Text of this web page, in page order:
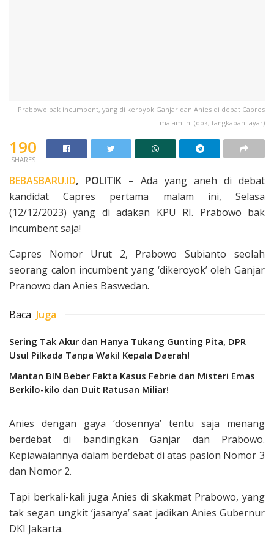
Prabowo bak incumbent, yang di keroyok Ganjar dan Anies di debat Capres
malam ini (dok, tangkapan layar)
190
SHARES
BEBASBARU.ID, POLITIK – Ada yang aneh di debat
kandidat Capres pertama malam ini, Selasa
(12/12/2023) yang di adakan KPU RI. Prabowo bak
incumbent saja!
Capres Nomor Urut 2, Prabowo Subianto seolah
seorang calon incumbent yang ‘dikeroyok’ oleh Ganjar
Pranowo dan Anies Baswedan.
Baca Juga
Sering Tak Akur dan Hanya Tukang Gunting Pita, DPR
Usul Pilkada Tanpa Wakil Kepala Daerah!
Mantan BIN Beber Fakta Kasus Febrie dan Misteri Emas
Berkilo-kilo dan Duit Ratusan Miliar!
Anies dengan gaya ‘dosennya’ tentu saja menang
berdebat di bandingkan Ganjar dan Prabowo.
Kepiawaiannya dalam berdebat di atas paslon Nomor 3
dan Nomor 2.
Tapi berkali-kali juga Anies di skakmat Prabowo, yang
tak segan ungkit ‘jasanya’ saat jadikan Anies Gubernur
DKI Jakarta.